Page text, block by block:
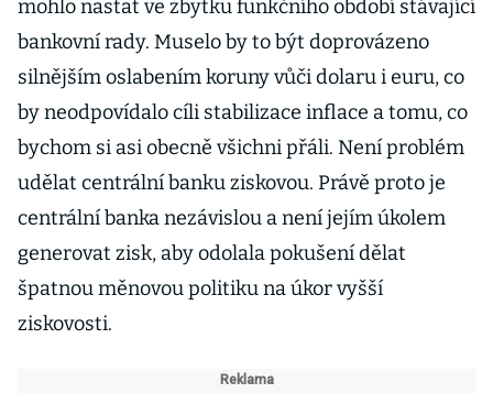
mohlo nastat ve zbytku funkčního období stávající
bankovní rady. Muselo by to být doprovázeno
silnějším oslabením koruny vůči dolaru i euru, co
by neodpovídalo cíli stabilizace inflace a tomu, co
bychom si asi obecně všichni přáli. Není problém
udělat centrální banku ziskovou. Právě proto je
centrální banka nezávislou a není jejím úkolem
generovat zisk, aby odolala pokušení dělat
špatnou měnovou politiku na úkor vyšší
ziskovosti.